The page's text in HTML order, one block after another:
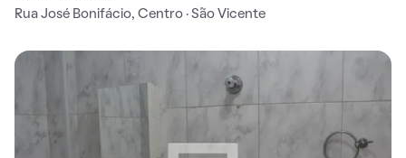
Rua José Bonifácio, Centro · São Vicente